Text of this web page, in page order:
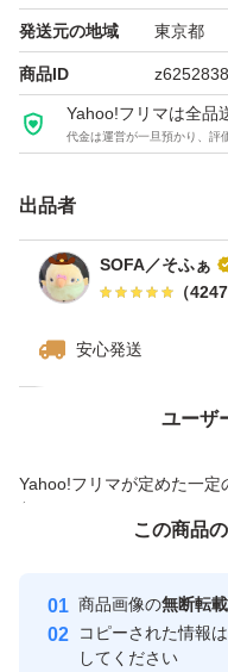
☆お品の特性です
製品の仕様上、剃刃部
のが付着する場合がご
ジェル部分の一部が粉
問題は御座いません
☆梱包、配送に関しまし
売値を抑える為、下記
替刃ケース2つをまる
→PE袋にて密閉し
→硬めの袋に入れ発送
※替刃ケースの裏側、
これらも全て新品でお
発送元の地域 東京都
商品ID
Yahoo!フリマは全品
代金は運営が一旦預かり、評
出品者
SOFA／そふぁ
（4247
安心発送
ユーザ
Yahoo!フリマが定めた一
付与しています
安心取引出品者
取引実績
価格の相談
この商品
商品画像の無断転
コピーされた情報は
してください
この商品をみている人